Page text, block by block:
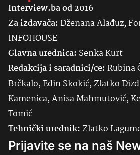
Interview.ba od 2016
Za izdavača:Dženana Alađuz,
INFOHOUSE
Glavna urednica: SenkaKurt
Redakcija i saradnici/ce:Rubina
Brčkalo, Edin Skokić, Zlatko
Kamenica, Anisa Mahmutović,
Tomić
Tehnički urednik:Zlatko
Prijavite se na naš